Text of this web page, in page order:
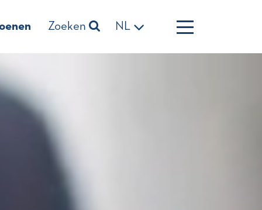
Zoeken NL